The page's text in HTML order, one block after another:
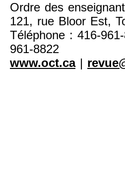
Ordre des
121, rue Bloor Est,
Téléphone : 416-
961-8822
www.oct.ca|